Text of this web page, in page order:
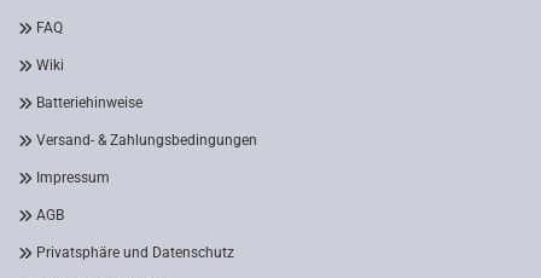
FAQ
Wiki
Batteriehinweise
Versand- & Zahlungsbedingungen
Impressum
AGB
Privatsphäre und Datenschutz